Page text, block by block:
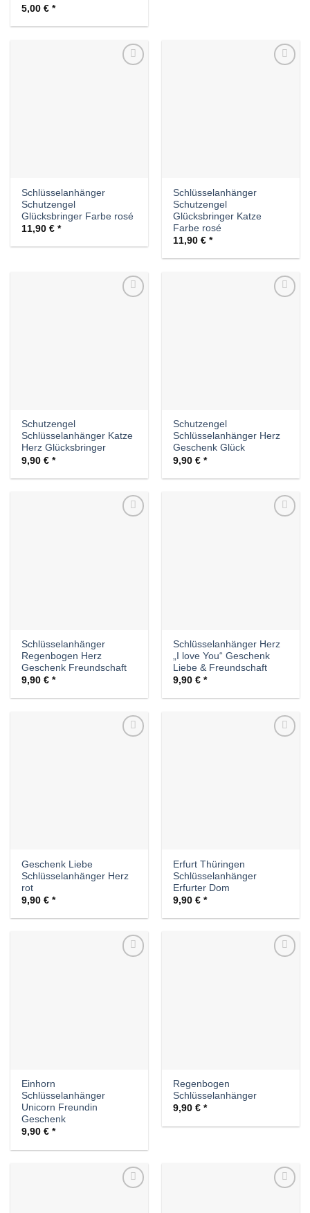
5,00€
Schlüsselanhänger
Schutzengel
Glücksbringer Farbe rosé
11,90€
Schlüsselanhänger
Schutzengel
Glücksbringer Katze
Farbe rosé
11,90€
Schutzengel
Schlüsselanhänger Katze
Herz Glücksbringer
9,90€
Schutzengel
Schlüsselanhänger Herz
Geschenk Glück
9,90€
Schlüsselanhänger
Regenbogen Herz
Geschenk Freundschaft
9,90€
Schlüsselanhänger Herz
„I love You“ Geschenk
Liebe & Freundschaft
9,90€
Geschenk Liebe
Schlüsselanhänger Herz
rot
9,90€
Erfurt Thüringen
Schlüsselanhänger
Erfurter Dom
9,90€
Einhorn
Schlüsselanhänger
Unicorn Freundin
Geschenk
9,90€
Regenbogen
Schlüsselanhänger
9,90€